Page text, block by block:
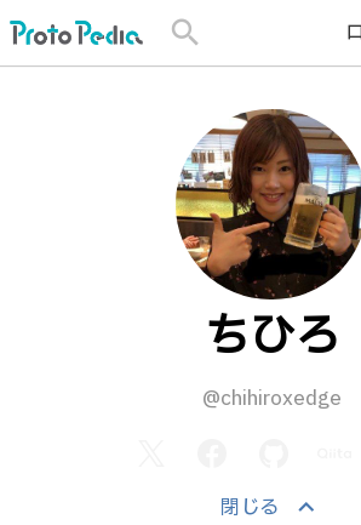
search
ちひろ
@chihiroxedge
閉じる keyboard_arrow_up